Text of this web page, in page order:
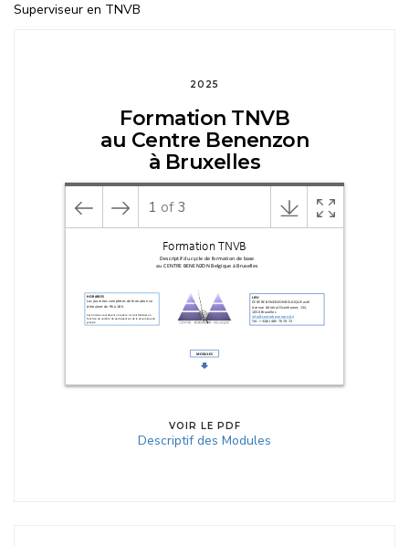
Superviseur en TNVB
2025
Formation TNVB
au Centre Benenzon
à Bruxelles
1 of 3
VOIR LE PDF
Descriptif des Modules